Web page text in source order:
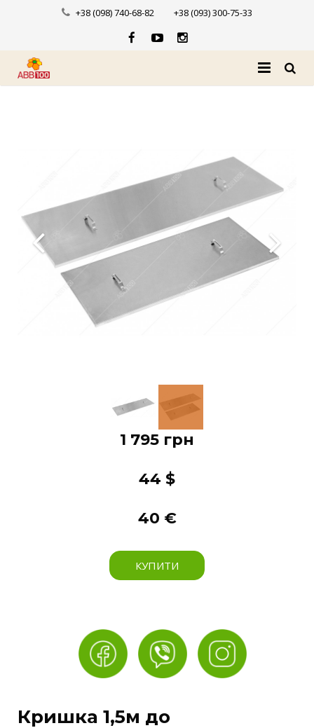
+38 (098) 740-68-82 +38 (093) 300-75-33
Доставка і оплата
Новини
Контакти
1 795 грн
44 $
40 €
КУПИТИ
Кришка 1,5м до